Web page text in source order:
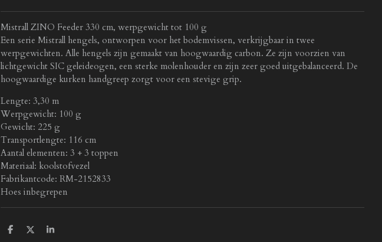
Mistrall ZINO Feeder 330 cm, werpgewicht tot 100 g
Een serie Mistrall hengels, ontworpen voor het bodemvissen, verkrijgbaar in twee
werpgewichten. Alle hengels zijn gemaakt van hoogwaardig carbon. Ze zijn voorzien van
lichtgewicht SIC geleideogen, een sterke molenhouder en zijn zeer goed uitgebalanceerd. De
hoogwaardige kurken handgreep zorgt voor een stevige grip.
Lengte: 3,30 m
Werpgewicht: 100 g
Gewicht: 225 g
Transportlengte: 116 cm
Aantal elementen: 3 + 3 toppen
Materiaal: koolstofvezel
Fabrikantcode: RM-2152833
Hoes inbegrepen
D
D
S